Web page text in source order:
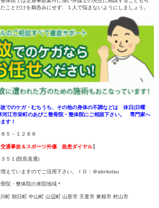
治療の特長は、手技療法です。
は安静にしてもらうこともありますが、基本
の衝撃で歪みの出た背骨や骨盤を整える骨格
ちいいくらいの刺激で施術を行うので、寝て
神経の副交感神経が優位に働くため自然治癒
を回してボキボキ鳴らすことをイメージして
・整体院の交通事故のムチウチ治療では首を
トな場所であるため、ムチウチによって筋肉
してしまうと、かえって筋肉や関節を痛めてし
の両方に通院する事がベスト